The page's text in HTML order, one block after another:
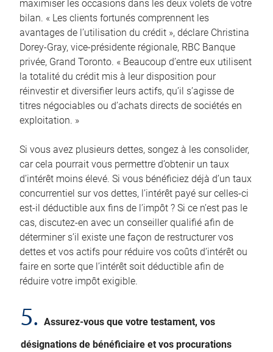
maximiser les occasions dans les deux volets de votre
bilan. « Les clients fortunés comprennent les
avantages de l’utilisation du crédit », déclare Christina
Dorey-Gray, vice-présidente régionale, RBC Banque
privée, Grand Toronto. « Beaucoup d’entre eux utilisent
la totalité du crédit mis à leur disposition pour
réinvestir et diversifier leurs actifs, qu’il s’agisse de
titres négociables ou d’achats directs de sociétés en
exploitation. »
Si vous avez plusieurs dettes, songez à les consolider,
car cela pourrait vous permettre d’obtenir un taux
d’intérêt moins élevé. Si vous bénéficiez déjà d’un taux
concurrentiel sur vos dettes, l’intérêt payé sur celles-ci
est-il déductible aux fins de l’impôt ? Si ce n’est pas le
cas, discutez-en avec un conseiller qualifié afin de
déterminer s’il existe une façon de restructurer vos
dettes et vos actifs pour réduire vos coûts d’intérêt ou
faire en sorte que l’intérêt soit déductible afin de
réduire votre impôt exigible.
5. Assurez-vous que votre testament, vos
désignations de bénéficiaire et vos procurations